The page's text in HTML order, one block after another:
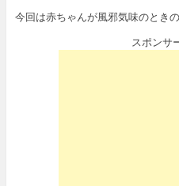
今回は赤ちゃんが風邪気味のとき
スポンサ